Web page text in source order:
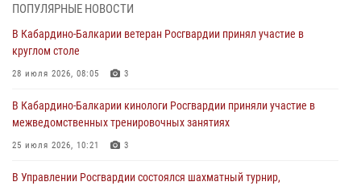
направлении
31 июля 2026, 09:22
генерала армии Виктора Золотова с заместителем полномочного
представителя Президента Российской Федерации в Северо-
Кавказском федеральном округе Виталием Кузнецовым
ПОПУЛЯРНЫЕ НОВОСТИ
В Кабардино-Балкарии ветеран Росгвардии принял участие в
круглом столе
28 июля 2026, 08:05 3
В Кабардино-Балкарии кинологи Росгвардии приняли участие в
межведомственных тренировочных занятиях
25 июля 2026, 10:21 3
В Управлении Росгвардии состоялся шахматный турнир,